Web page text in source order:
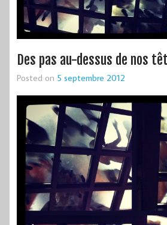
Des pas au-dessus de nos
Posted on 5 septembre 2012